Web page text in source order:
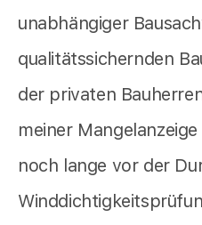
unabhängiger
qualitätssichernden
der privaten
meiner
noch lange vor der